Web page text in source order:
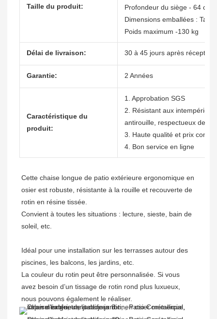
Taille du produit:
Profondeur du siège - 64 cm
Dimensions emballées :
Poids maximum -130 kg
Délai de livraison: 30 à 45 jours après réception
Garantie: 2 Années
Caractéristique du
produit:
1. Approbation SGS
2. Résistant aux intempéries,
antirouille, respectueux de
3. Haute qualité et prix
4. Bon service en ligne
Cette chaise longue de patio extérieure ergonomique en
osier est robuste, résistante à la rouille et recouverte de
rotin en résine tissée.
Convient à toutes les situations : lecture, sieste, bain de
Idéal pour une installation sur les terrasses autour des
piscines, les balcons, les jardins, etc.
La couleur du rotin peut être personnalisée. Si vous
avez besoin d’un tissage de rotin rond plus luxueux,